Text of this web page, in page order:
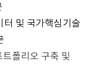
터 및 국가핵심기술
폴리오 구축 및